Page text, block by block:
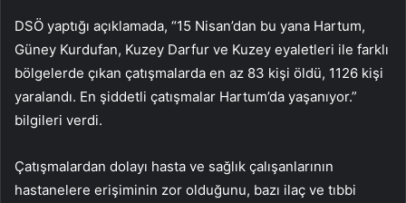
DSÖ yaptığı açıklamada, “15 Nisan’dan bu yana Hartum,
Güney Kurdufan, Kuzey Darfur ve Kuzey eyaletleri ile farklı
bölgelerde çıkan çatışmalarda en az 83 kişi öldü, 1126 kişi
yaralandı. En şiddetli çatışmalar Hartum’da yaşanıyor.”
bilgileri verdi.
Çatışmalardan dolayı hasta ve sağlık çalışanlarının
hastanelere erişiminin zor olduğunu, bazı ilaç ve tıbbi